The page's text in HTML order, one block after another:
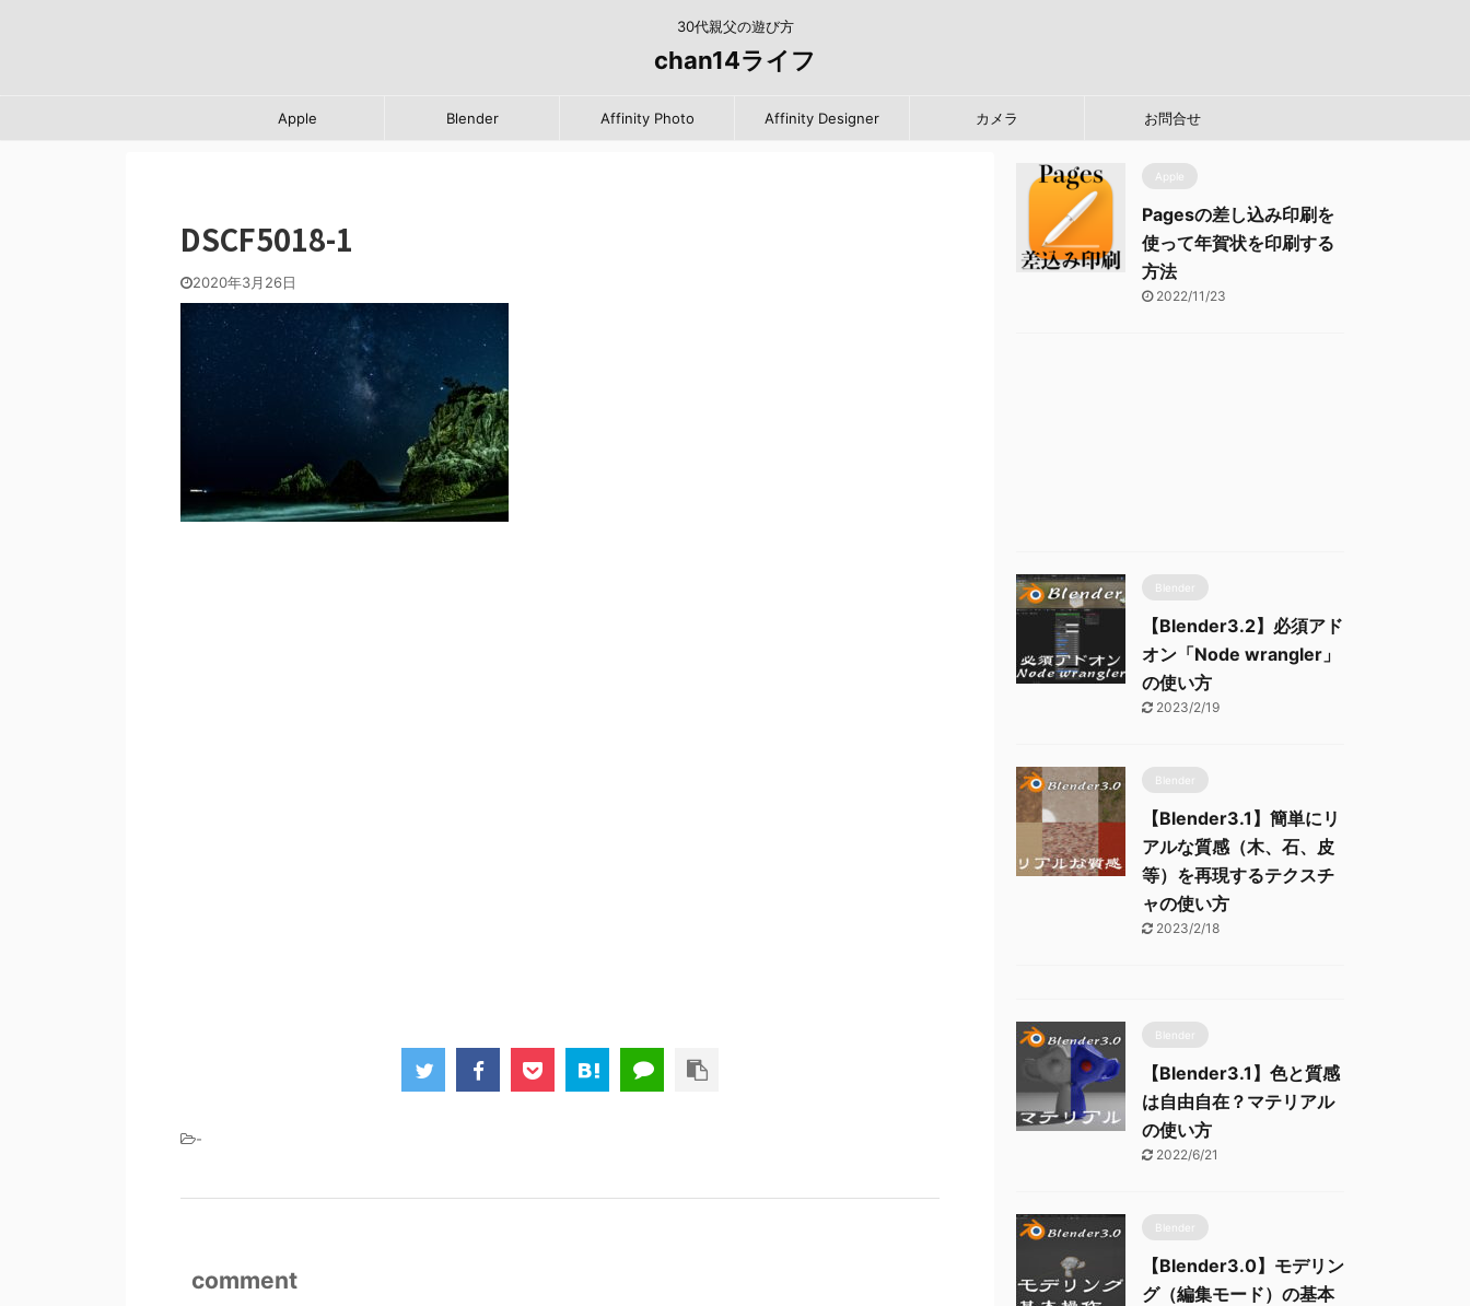
30代親父の遊び方
chan14ライフ
Apple Blender Affinity Photo Affinity Designer カメラ お問合せ
DSCF5018-1
2020年3月26日
-
comment
Apple
Pagesの差し込み印刷を
使って年賀状を印刷する
方法
2022/11/23
Blender
【Blender3.2】必須アド
オン「Node wrangler」
の使い方
2023/2/19
Blender
【Blender3.1】簡単にリ
アルな質感（木、石、皮
等）を再現するテクスチ
ャの使い方
2023/2/18
Blender
【Blender3.1】色と質感
は自由自在？マテリアル
の使い方
2022/6/21
Blender
【Blender3.0】モデリン
グ（編集モード）の基本